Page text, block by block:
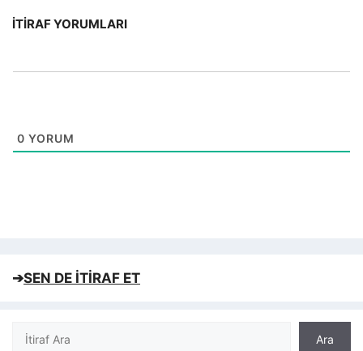
İTIRAF YORUMLARI
0 YORUM
➔SEN DE İTİRAF ET
Ara
Ara